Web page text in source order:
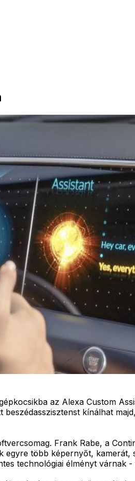
az Alexa Custom
kínálhat
Frank Rabe, a
egyre több képernyőt,
technológiai élményt várnak